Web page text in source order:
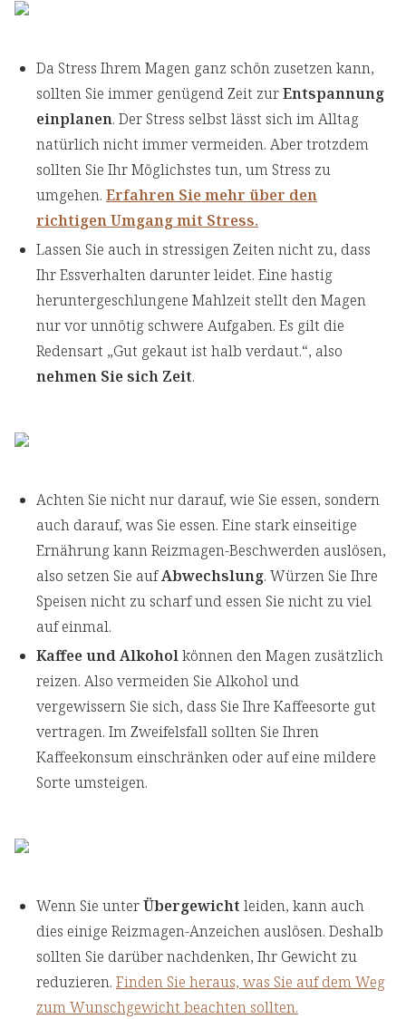
Da Stress Ihrem Magen ganz schön zusetzen kann,
sollten Sie immer genügend Zeit zurEntspannung
einplanen. Der Stress selbst lässt sich im Alltag
natürlich nicht immer vermeiden. Aber trotzdem
sollten Sie Ihr Möglichstes tun, um Stress zu
umgehen. Erfahren Sie mehr über den
richtigen Umgang mit Stress.
Lassen Sie auch in stressigen Zeiten nicht zu, dass
Ihr Essverhalten darunter leidet. Eine hastig
heruntergeschlungene Mahlzeit stellt den Magen
nur vor unnötig schwere Aufgaben. Es gilt die
Redensart „Gut gekaut ist halb verdaut.“, also
nehmen Sie sich Zeit.
Achten Sie nicht nur darauf, wie Sie essen, sondern
auch darauf, was Sie essen. Eine stark einseitige
Ernährung kann Reizmagen-Beschwerden auslösen,
also setzen Sie aufAbwechslung. Würzen Sie Ihre
Speisen nicht zu scharf und essen Sie nicht zu viel
auf einmal.
Kaffee und Alkoholkönnen den Magen zusätzlich
reizen. Also vermeiden Sie Alkohol und
vergewissern Sie sich, dass Sie Ihre Kaffeesorte gut
vertragen. Im Zweifelsfall sollten Sie Ihren
Kaffeekonsum einschränken oder auf eine mildere
Sorte umsteigen.
Wenn Sie unterÜbergewicht leiden, kann auch
dies einige Reizmagen-Anzeichen auslösen. Deshalb
sollten Sie darüber nachdenken, Ihr Gewicht zu
reduzieren. Finden Sie heraus, was Sie auf dem Weg
zum Wunschgewicht beachten sollten.